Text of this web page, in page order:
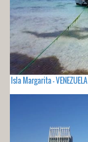
Isla Margarita - VENEZUELA